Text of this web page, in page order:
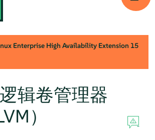
Enterprise High Availability Extension 15
辑卷管理器
）